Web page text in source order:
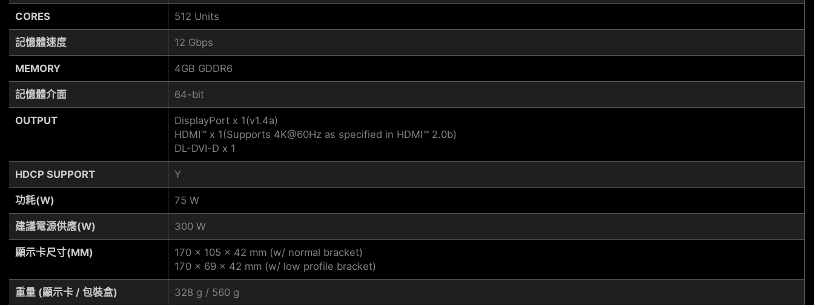
CORES
記憶體速度
MEMORY
記憶體介面
OUTPUT
HDCP SUPPORT
功耗(W)
建議電源供應(W)
顯示卡尺寸(MM)
重量 (顯示卡 / 包裝盒)
512 Units
12 Gbps
4GB GDDR6
64-bit
DisplayPort x 1(v1.4a)
HDMI™ x 1(Supports 4K@60Hz as specified in HDMI™ 2.0b)
DL-DVI-D x 1
Y
75 W
300 W
170 x 105 x 42 mm (w/ normal bracket)
170 x 69 x 42 mm (w/ low profile bracket)
328 g / 560 g